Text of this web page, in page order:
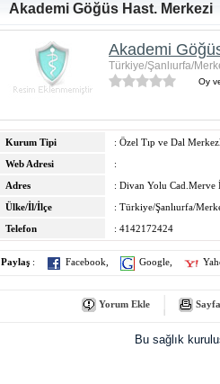
Akademi Göğüs Hast. Merkezi
Akademi
Türkiye/Şanlıurfa/
Oy
Kurum Tipi
: Özel Tıp ve Dal
Web Adresi
:
Adres
: Divan Yolu Cad.Merve
Ülke/İl/İlçe
: Türkiye/Şanlıurfa/
Telefon
: 4142172424
Paylaş : Facebook Google
Yorum Ekle
Bu sağlık